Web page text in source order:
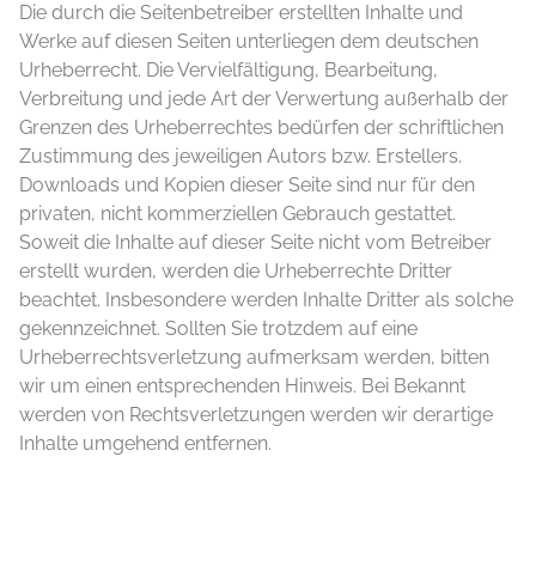
Die durch die Seitenbetreiber erstellten Inhalte und
Werke auf diesen Seiten unterliegen dem deutschen
Urheberrecht. Die Vervielfältigung, Bearbeitung,
Verbreitung und jede Art der Verwertung außerhalb der
Grenzen des Urheberrechtes bedürfen der schriftlichen
Zustimmung des jeweiligen Autors bzw. Erstellers.
Downloads und Kopien dieser Seite sind nur für den
privaten, nicht kommerziellen Gebrauch gestattet.
Soweit die Inhalte auf dieser Seite nicht vom Betreiber
erstellt wurden, werden die Urheberrechte Dritter
beachtet. Insbesondere werden Inhalte Dritter als solche
gekennzeichnet. Sollten Sie trotzdem auf eine
Urheberrechtsverletzung aufmerksam werden, bitten
wir um einen entsprechenden Hinweis. Bei Bekannt
werden von Rechtsverletzungen werden wir derartige
Inhalte umgehend entfernen.